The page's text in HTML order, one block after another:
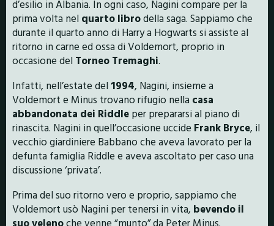
d’esilio in Albania. In ogni caso, Nagini compare per la
prima volta nel quarto librodella saga. Sappiamo che
durante il quarto anno di Harry a Hogwarts si assiste al
ritorno in carne ed ossa di Voldemort, proprio in
occasione del Torneo Tremaghi.
Infatti, nell’estate del 1994, Nagini, insieme a
Voldemort e Minus trovano rifugio nella casa
abbandonata dei Riddle per prepararsi al piano di
rinascita. Nagini in quell’occasione uccide Frank Bryce, il
vecchio giardiniere Babbano che aveva lavorato per la
defunta famiglia Riddle e aveva ascoltato per caso una
discussione ‘privata’.
Prima del suo ritorno vero e proprio, sappiamo che
Voldemort usò Nagini per tenersi in vita, bevendo il
suo velenoche venne “munto” da Peter Minus.